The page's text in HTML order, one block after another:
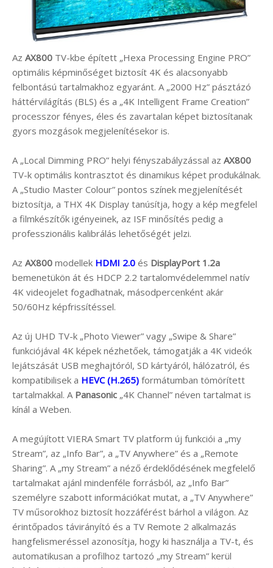
Az AX800 TV-kbe épített „Hexa Processing Engine PRO”
optimális képminőséget biztosít 4K és alacsonyabb
felbontású tartalmakhoz egyaránt. A „2000 Hz” pásztázó
háttérvilágítás (BLS) és a „4K Intelligent Frame Creation”
processzor fényes, éles és zavartalan képet biztosítanak
gyors mozgások megjelenítésekor is.
A „Local Dimming PRO” helyi fényszabályzással az AX800
TV-k optimális kontrasztot és dinamikus képet produkálnak.
A „Studio Master Colour” pontos színek megjelenítését
biztosítja, a THX 4K Display tanúsítja, hogy a kép megfelel
a filmkészítők igényeinek, az ISF minősítés pedig a
professzionális kalibrálás lehetőségét jelzi.
Az AX800 modellek HDMI 2.0 és DisplayPort 1.2a
bemenetükön át és HDCP 2.2 tartalomvédelemmel natív
4K videojelet fogadhatnak, másodpercenként akár
50/60Hz képfrissítéssel.
Az új UHD TV-k „Photo Viewer” vagy „Swipe & Share”
funkciójával 4K képek nézhetőek, támogatják a 4K videók
lejátszását USB meghajtóról, SD kártyáról, hálózatról, és
kompatibilisek a HEVC (H.265) formátumban tömörített
tartalmakkal. A Panasonic „4K Channel” néven tartalmat is
kínál a Weben.
A megújított VIERA Smart TV platform új funkciói a „my
Stream”, az „Info Bar”, a „TV Anywhere” és a „Remote
Sharing”. A „my Stream” a néző érdeklődésének megfelelő
tartalmakat ajánl mindenféle forrásból, az „Info Bar”
személyre szabott információkat mutat, a „TV Anywhere”
TV műsorokhoz biztosít hozzáférést bárhol a világon. Az
érintőpados távirányító és a TV Remote 2 alkalmazás
hangfelismeréssel azonosítja, hogy ki használja a TV-t, és
automatikusan a profilhoz tartozó „my Stream” kerül